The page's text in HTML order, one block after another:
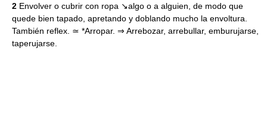
2 Envolver o cubrir con ropa ↘algo o a alguien, de modo que
quede bien tapado, apretando y doblando mucho la envoltura.
También reflex. ≃ *Arropar. ⇒ Arrebozar, arrebullar, emburujarse,
taperujarse.